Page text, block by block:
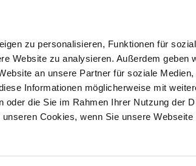
zu personalisieren, Funktionen für
Website zu analysieren. Außerdem geben
an unsere Partner für soziale Medien,
Informationen möglicherweise mit
oder die Sie im Rahmen Ihrer Nutzung der
Cookies, wenn Sie unsere Webseite